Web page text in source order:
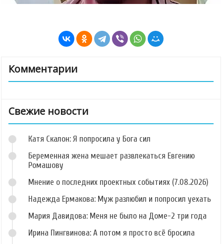
Комментарии
Свежие новости
Катя Скалон: Я попросила у Бога сил
Беременная жена мешает развлекаться Евгению
Ромашову
Мнение о последних проектных событиях (7.08.2026)
Надежда Ермакова: Муж разлюбил и попросил уехать
Мария Давидова: Меня не было на Доме-2 три года
Ирина Пингвинова: А потом я просто всё бросила